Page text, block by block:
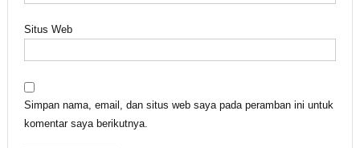
Situs Web
Simpan nama, email, dan situs web saya pada peramban ini untuk
komentar saya berikutnya.